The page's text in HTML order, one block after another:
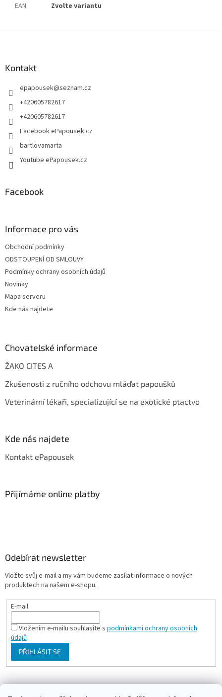
EAN: Zvolte variantu
Kontakt
epapousek@seznam.cz
+420605782617
+420605782617
Facebook ePapousek.cz
bartlovamarta
Youtube ePapousek.cz
Facebook
Informace pro vás
Obchodní podmínky
ODSTOUPENÍ OD SMLOUVY
Podmínky ochrany osobních údajů
Novinky
Mapa serveru
Kde nás najdete
Chovatelské informace
ŽAKO CITES A
Zkušenosti z ručního odchovu mláďat papoušků
Veterinární lékaři, specializující se na exotické ptactvo
Kde nás najdete
Kontakt ePapousek
Přijímáme online platby
Odebírat newsletter
Vložte svůj e-mail a my vám budeme zasílat informace o nových
produktech na našem e-shopu.
E-mail
Vložením e-mailu souhlasíte s podmínkami ochrany osobních
údajů
PŘIHLÁSIT SE